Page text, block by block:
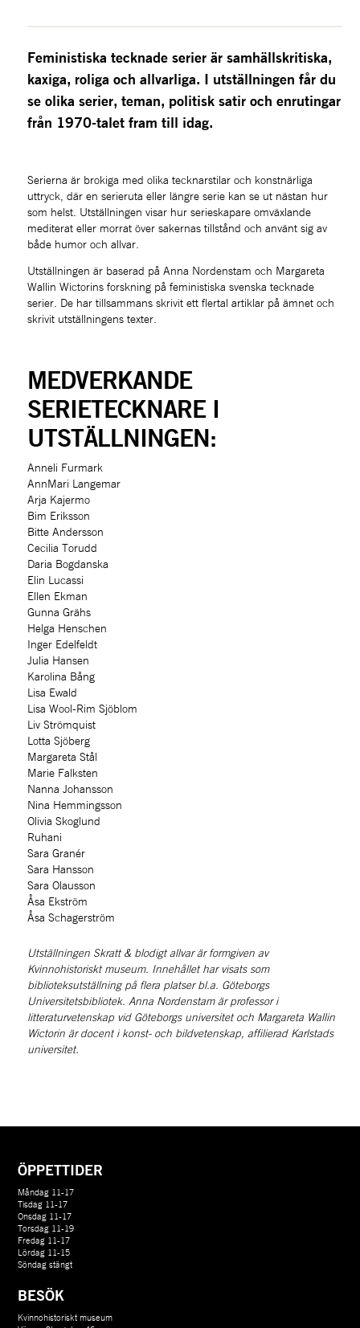
Feministiska tecknade serier är samhällskritiska,
kaxiga, roliga och allvarliga. I utställningen får du
se olika serier, teman, politisk satir och enrutingar
från 1970-talet fram till idag.
Serierna är brokiga med olika tecknarstilar och konstnärliga
uttryck, där en serieruta eller längre serie kan se ut nästan hur
som helst. Utställningen visar hur serieskapare omväxlande
mediterat eller morrat över sakernas tillstånd och använt sig av
både humor och allvar.
Utställningen är baserad på Anna Nordenstam och Margareta
Wallin Wictorins forskning på feministiska svenska tecknade
serier. De har tillsammans skrivit ett flertal artiklar på ämnet och
skrivit utställningens texter.
MEDVERKANDE
SERIETECKNARE I
UTSTÄLLNINGEN:
Anneli Furmark
AnnMari Langemar
Arja Kajermo
Bim Eriksson
Bitte Andersson
Cecilia Torudd
Daria Bogdanska
Elin Lucassi
Ellen Ekman
Gunna Grähs
Helga Henschen
Inger Edelfeldt
Julia Hansen
Karolina Bång
Lisa Ewald
Lisa Wool-Rim Sjöblom
Liv Strömquist
Lotta Sjöberg
Margareta Stål
Marie Falksten
Nanna Johansson
Nina Hemmingsson
Olivia Skoglund
Ruhani
Sara Granér
Sara Hansson
Sara Olausson
Åsa Ekström
Åsa Schagerström
Utställningen Skratt & blodigt allvar är formgiven av
Kvinnohistoriskt museum. Innehållet har visats som
biblioteksutställning på flera platser bl.a. Göteborgs
Universitetsbibliotek. Anna Nordenstam är professor i
litteraturvetenskap vid Göteborgs universitet och Margareta Wallin
Wictorin är docent i konst- och bildvetenskap, affilierad Karlstads
universitet.
ÖPPETTIDER
Måndag 11-17
Tisdag 11-17
Onsdag 11-17
Torsdag 11-19
Fredag 11-17
Lördag 11-15
Söndag stängt
BESÖK
Kvinnohistoriskt museum